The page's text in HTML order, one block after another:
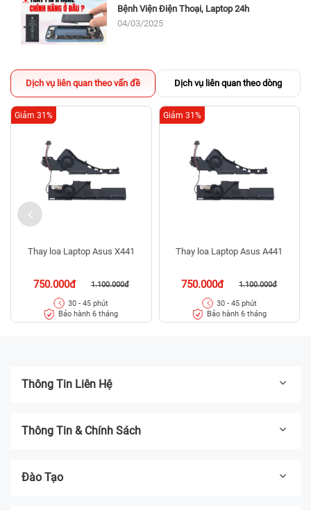
Bệnh Viện Điện Thoại, Laptop 24h
04/03/2025
Dịch vụ liên quan theo vấn đề Dịch vụ liên quan theo dòng
Thay loa Laptop Asus X441
750.000đ 1.100.000đ
Giảm 31%
30 - 45 phút
Bảo hành 6 tháng
Thay loa Laptop Asus A441
750.000đ 1.100.000đ
Giảm 31%
30 - 45 phút
Bảo hành 6 tháng
Thông Tin Liên Hệ
Thông Tin & Chính Sách
Đào Tạo